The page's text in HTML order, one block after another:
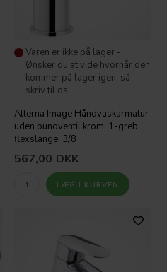
Varen er ikke på lager -
Ønsker du at vide hvornår den
kommer på lager igen, så
skriv til os
Alterna Image Håndvaskarmatur
uden bundventil krom, 1-greb,
flexslange. 3/8
567,00 DKK